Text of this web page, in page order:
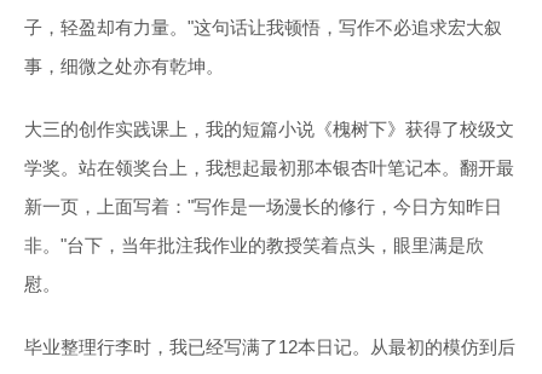
子，轻盈却有力量。"这句话让我顿悟，写作不必追求宏大叙
事，细微之处亦有乾坤。
大三的创作实践课上，我的短篇小说《槐树下》获得了校级文
学奖。站在领奖台上，我想起最初那本银杏叶笔记本。翻开最
新一页，上面写着："写作是一场漫长的修行，今日方知昨日
非。"台下，当年批注我作业的教授笑着点头，眼里满是欣
慰。
毕业整理行李时，我已经写满了12本日记。从最初的模仿到后